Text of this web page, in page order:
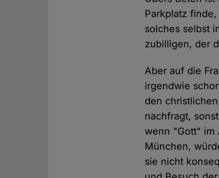
Parkplatz
solches selbst
zubilligen, der
Aber auf die
irgendwie
den
nachfragt,
wenn "Gott" im
München,
sie nicht